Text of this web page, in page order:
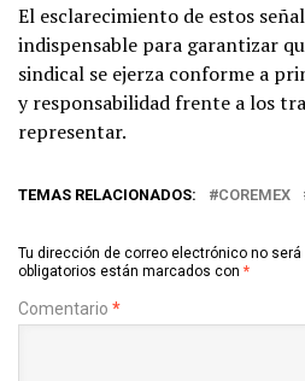
El esclarecimiento de estos
indispensable para garantizar
sindical se ejerza conforme a
y responsabilidad frente a los
representar.
TEMAS RELACIONADOS: COREMEX
Tu dirección de correo electrónico no será
obligatorios están marcados con *
Comentario *